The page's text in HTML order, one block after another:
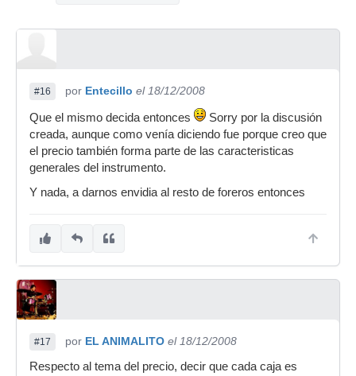
#16 por Entecillo el 18/12/2008
Que el mismo decida entonces
Sorry por la discusión
creada, aunque como venía diciendo fue porque creo que
el precio también forma parte de las caracteristicas
generales del instrumento.
Y nada, a darnos envidia al resto de foreros entonces
#17 por EL ANIMALITO el 18/12/2008
Respecto al tema del precio, decir que cada caja es